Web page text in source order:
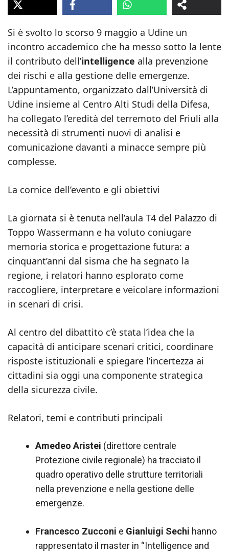
Si è svolto lo scorso 9 maggio a Udine un
incontro accademico che ha messo sotto la lente
il contributo dell’intelligence alla prevenzione
dei rischi e alla gestione delle emergenze.
L’appuntamento, organizzato dall’Università di
Udine insieme al Centro Alti Studi della Difesa,
ha collegato l’eredità del terremoto del Friuli alla
necessità di strumenti nuovi di analisi e
comunicazione davanti a minacce sempre più
complesse.
La cornice dell’evento e gli obiettivi
La giornata si è tenuta nell’aula T4 del Palazzo di
Toppo Wassermann e ha voluto coniugare
memoria storica e progettazione futura: a
cinquant’anni dal sisma che ha segnato la
regione, i relatori hanno esplorato come
raccogliere, interpretare e veicolare informazioni
in scenari di crisi.
Al centro del dibattito c’è stata l’idea che la
capacità di anticipare scenari critici, coordinare
risposte istituzionali e spiegare l’incertezza ai
cittadini sia oggi una componente strategica
della sicurezza civile.
Relatori, temi e contributi principali
Amedeo Aristei (direttore centrale
Protezione civile regionale) ha tracciato il
quadro operativo delle strutture territoriali
nella prevenzione e nella gestione delle
emergenze.
Francesco Zucconi e Gianluigi Sechi hanno
rappresentato il master in “Intelligence and